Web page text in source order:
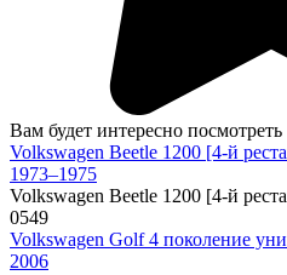
Вам будет интересно посмотреть
Volkswagen Beetle 1200 [4-й
1973–1975
Volkswagen Beetle 1200 [4-й
0549
Volkswagen Golf 4 поколение
2006